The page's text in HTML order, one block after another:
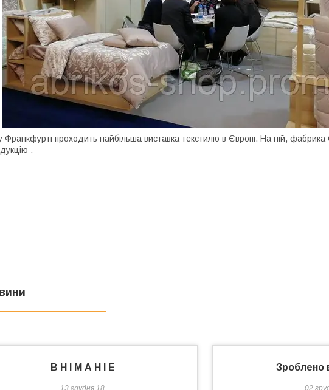
Франкфурті проходить найбільша виставка текстилю в Європі. На ній,
.
В Н І М А Н І Е
13 грудня 18
Зроблено
02